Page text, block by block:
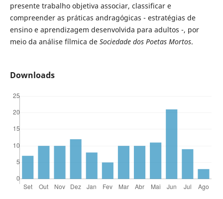
presente trabalho objetiva associar, classificar e
compreender as práticas andragógicas - estratégias de
ensino e aprendizagem desenvolvida para adultos -, por
meio da análise fílmica de Sociedade dos Poetas Mortos.
Downloads